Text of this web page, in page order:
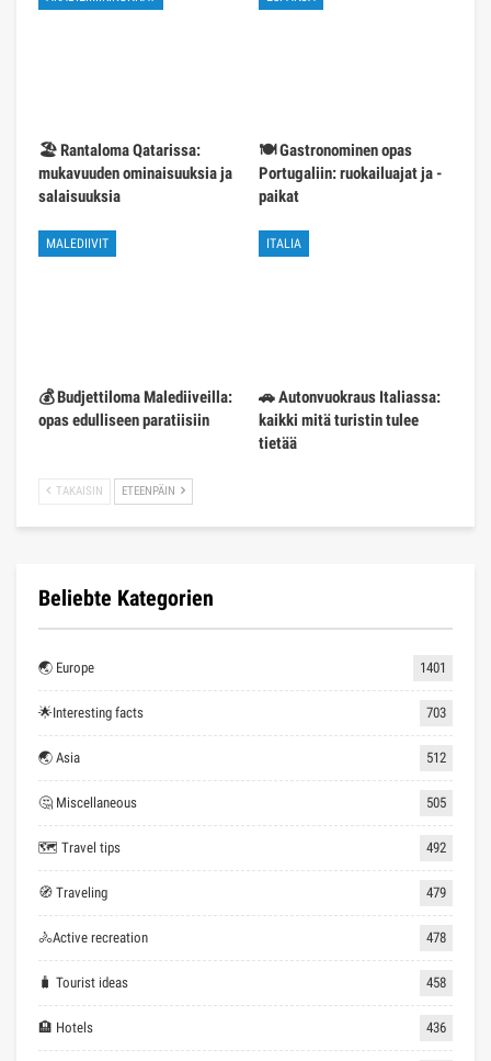
🏖️ Rantaloma Qatarissa:
mukavuuden ominaisuuksia ja
salaisuuksia
🍽️ Gastronominen opas
Portugaliin: ruokailuajat ja -
paikat
MALEDIIVIT
💰 Budjettiloma Malediiveilla:
opas edulliseen paratiisiin
ITALIA
🚗 Autonvuokraus Italiassa:
kaikki mitä turistin tulee
tietää
TAKAISIN ETEENPÄIN
Beliebte Kategorien
🌏 Europe 1401
🌟Interesting facts 703
🌏 Asia 512
🤔 Miscellaneous 505
🗺 Travel tips 492
🧭 Traveling 479
🚴Active recreation 478
🧳 Tourist ideas 458
🏨 Hotels 436